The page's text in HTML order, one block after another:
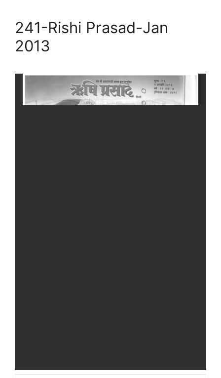
241-Rishi Prasad-Jan
2013